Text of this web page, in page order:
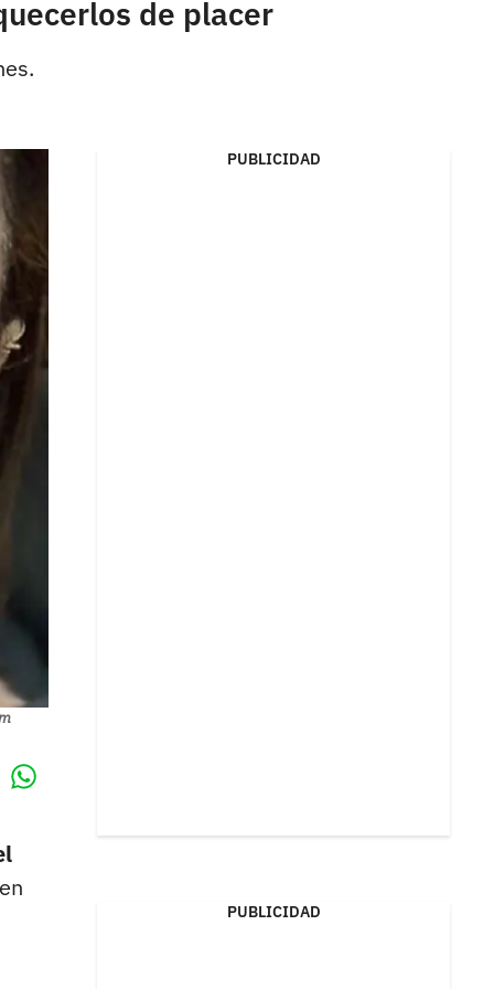
de placer
en
PUBLICIDAD
PUBLICIDAD